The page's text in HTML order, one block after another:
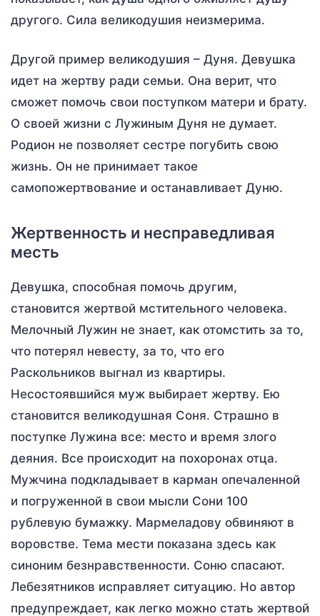
другого. Сила великодушия неизмерима.
Другой пример великодушия – Дуня. Девушка
идет на жертву ради семьи. Она верит, что
сможет помочь свои поступком матери и брату.
О своей жизни с Лужиным Дуня не думает.
Родион не позволяет сестре погубить свою
жизнь. Он не принимает такое
самопожертвование и останавливает Дуню.
Жертвенность и несправедливая
месть
Девушка, способная помочь другим,
становится жертвой мстительного человека.
Мелочный Лужин не знает, как отомстить за то,
что потерял невесту, за то, что его
Раскольников выгнал из квартиры.
Несостоявшийся муж выбирает жертву. Ею
становится великодушная Соня. Страшно в
поступке Лужина все: место и время злого
деяния. Все происходит на похоронах отца.
Мужчина подкладывает в карман опечаленной
и погруженной в свои мысли Сони 100
рублевую бумажку. Мармеладову обвиняют в
воровстве. Тема мести показана здесь как
синоним безнравственности. Соню спасают.
Лебезятников исправляет ситуацию. Но автор
предупреждает, как легко можно стать жертвой